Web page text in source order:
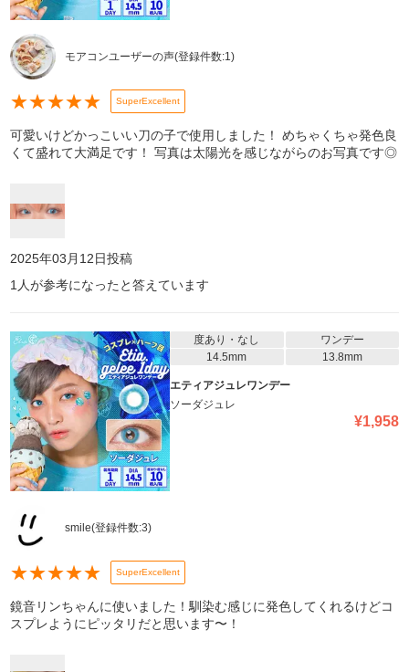
モアコンユーザーの声(登録件数:1)
★★★★★ SuperExcellent
可愛いけどかっこいい刀の子で使用しました！ めちゃくちゃ発色良
くて盛れて大満足です！ 写真は太陽光を感じながらのお写真です◎
2025年03月12日投稿
1 人が参考になったと答えています
度あり・なし
ワンデー
14.5mm
13.8mm
エティアジュレワンデー
ソーダジュレ
¥1,958
smile(登録件数:3)
★★★★★ SuperExcellent
鏡音リンちゃんに使いました！馴染む感じに発色してくれるけどコ
スプレようにピッタリだと思います〜！